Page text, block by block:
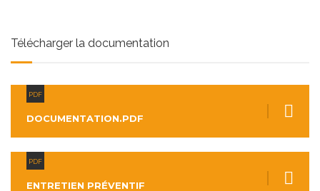
Télécharger la documentation
PDF
DOCUMENTATION.PDF
PDF
ENTRETIEN PRÉVENTIF